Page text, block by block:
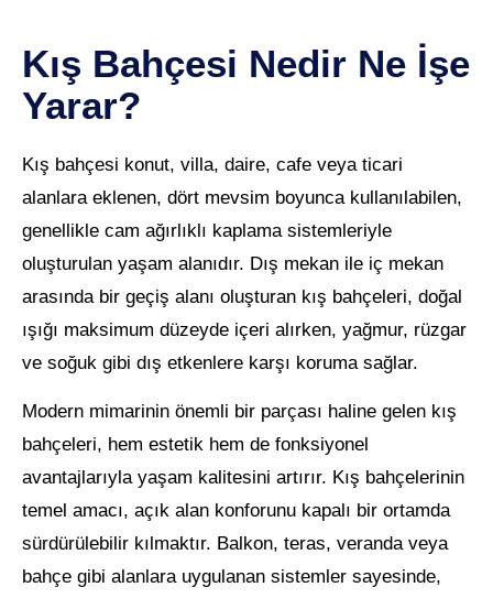
Kış Bahçesi Nedir Ne İşe
Yarar?
Kış bahçesi konut, villa, daire, cafe veya ticari
alanlara eklenen, dört mevsim boyunca kullanılabilen,
genellikle cam ağırlıklı kaplama sistemleriyle
oluşturulan yaşam alanıdır. Dış mekan ile iç mekan
arasında bir geçiş alanı oluşturan kış bahçeleri, doğal
ışığı maksimum düzeyde içeri alırken, yağmur, rüzgar
ve soğuk gibi dış etkenlere karşı koruma sağlar.
Modern mimarinin önemli bir parçası haline gelen kış
bahçeleri, hem estetik hem de fonksiyonel
avantajlarıyla yaşam kalitesini artırır. Kış bahçelerinin
temel amacı, açık alan konforunu kapalı bir ortamda
sürdürülebilir kılmaktır. Balkon, teras, veranda veya
bahçe gibi alanlara uygulanan sistemler sayesinde,